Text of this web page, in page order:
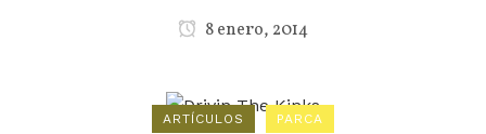
8 enero, 2014
ARTÍCULOS PARCA